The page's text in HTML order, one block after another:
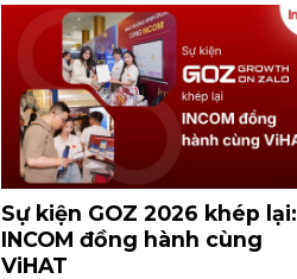
Sự kiện GOZ 2026 khép lại:
INCOM đồng hành cùng
ViHAT